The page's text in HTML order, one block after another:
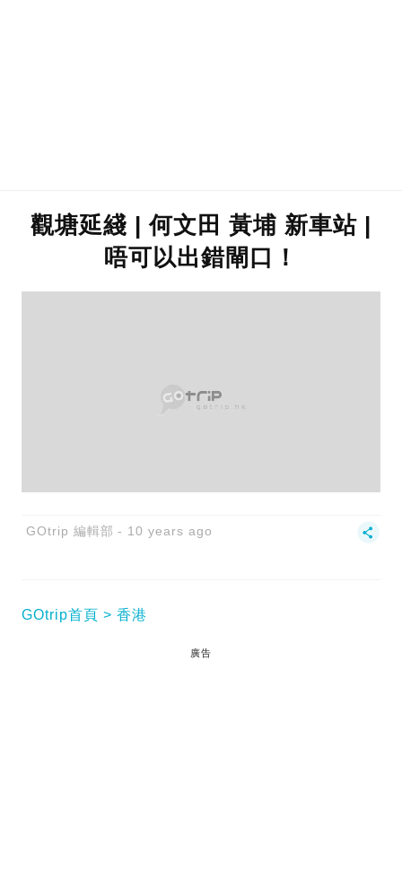
觀塘延綫 | 何文田 黃埔 新車站 |
唔可以出錯閘口！
GOtrip 編輯部 10 years ago
GOtrip首頁 香港
廣告